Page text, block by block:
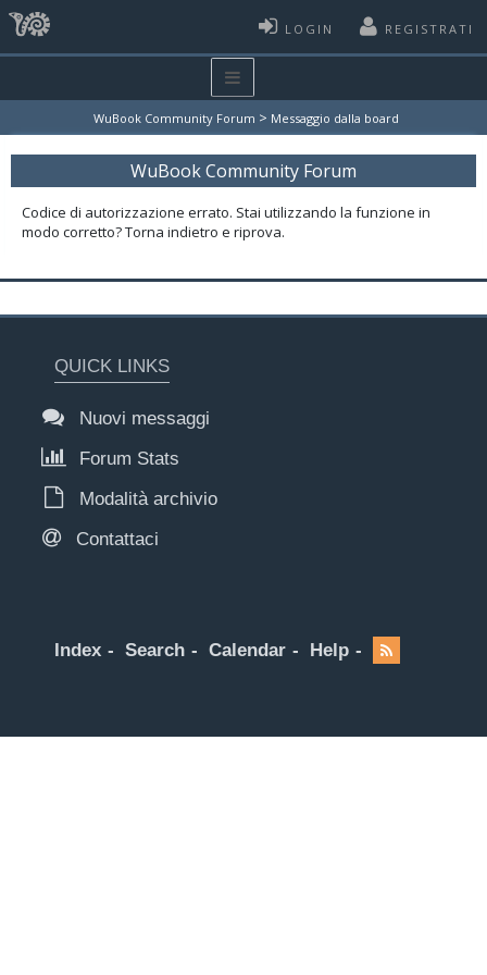
LOGIN REGISTRATI
WuBook Community Forum > Messaggio dalla board
WuBook Community Forum
Codice di autorizzazione errato. Stai utilizzando la funzione in
modo corretto? Torna indietro e riprova.
QUICK LINKS
Nuovi messaggi
Forum Stats
Modalità archivio
Contattaci
Index Search Calendar Help